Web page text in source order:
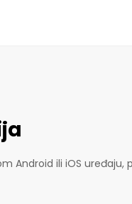
Android ili iOS uređaju,